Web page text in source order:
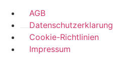
AGB
Datenschutzerklarung
Cookie-Richtlinien
Impressum